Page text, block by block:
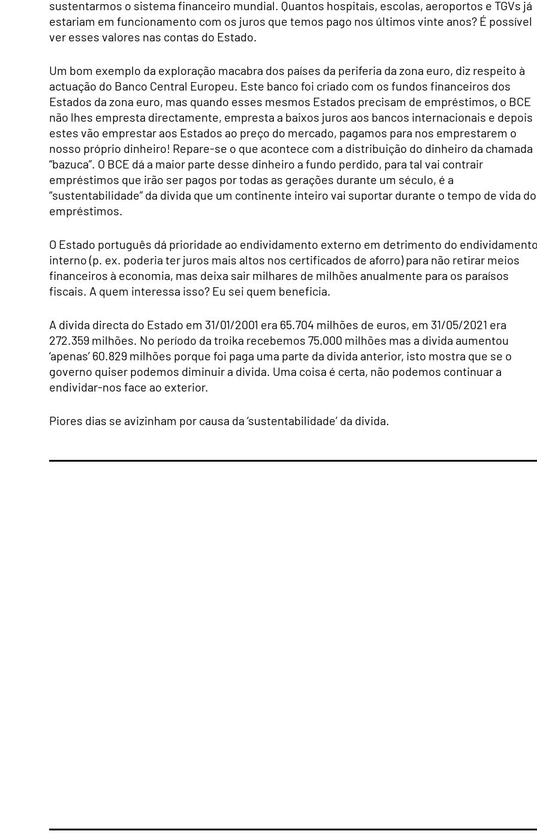
sustentarmos o sistema financeiro mundial. Quantos hospitais, escolas, aeroportos e TGVs já
estariam em funcionamento com os juros que temos pago nos últimos vinte anos? É possível
ver esses valores nas contas do Estado.
Um bom exemplo da exploração macabra dos países da periferia da zona euro, diz respeito à
actuação do Banco Central Europeu. Este banco foi criado com os fundos financeiros dos
Estados da zona euro, mas quando esses mesmos Estados precisam de empréstimos, o BCE
não lhes empresta directamente, empresta a baixos juros aos bancos internacionais e depois
estes vão emprestar aos Estados ao preço do mercado, pagamos para nos emprestarem o
nosso próprio dinheiro! Repare-se o que acontece com a distribuição do dinheiro da chamada
“bazuca”. O BCE dá a maior parte desse dinheiro a fundo perdido, para tal vai contrair
empréstimos que irão ser pagos por todas as gerações durante um século, é a
“sustentabilidade” da divida que um continente inteiro vai suportar durante o tempo de vida
empréstimos.
O Estado português dá prioridade ao endividamento externo em detrimento do
interno (p. ex. poderia ter juros mais altos nos certificados de aforro) para não retirar meios
financeiros à economia, mas deixa sair milhares de milhões anualmente para os paraísos
fiscais. A quem interessa isso? Eu sei quem beneficia.
A divida directa do Estado em 31/01/2001 era 65.704 milhões de euros, em 31/05/2021 era
272.359 milhões. No período da troika recebemos 75.000 milhões mas a divida aumentou
‘apenas’ 60.829 milhões porque foi paga uma parte da divida anterior, isto mostra que se o
governo quiser podemos diminuir a divida. Uma coisa é certa, não podemos continuar a
endividar-nos face ao exterior.
Piores dias se avizinham por causa da ‘sustentabilidade’ da divida.